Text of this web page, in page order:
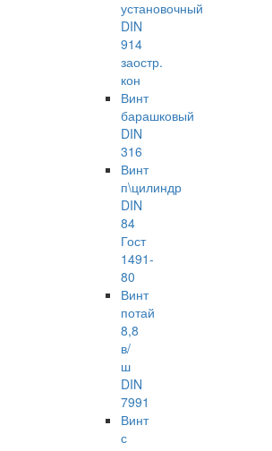
установочный
DIN
914
заостр.
кон
Винт
барашковый
DIN
316
Винт
п\цилиндр
DIN
84
Гост
1491-
80
Винт
потай
8,8
в/
ш
DIN
7991
Винт
с